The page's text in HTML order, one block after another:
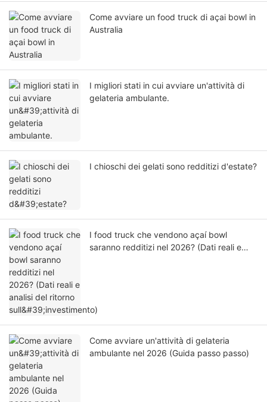
Come avviare un food truck di açai bowl in
Australia
I migliori stati in cui avviare un'attività di
gelateria ambulante.
I chioschi dei gelati sono redditizi d'estate?
I food truck che vendono açaí bowl
saranno redditizi nel 2026? (Dati reali e
Come avviare un'attività di gelateria
ambulante nel 2026 (Guida passo passo)